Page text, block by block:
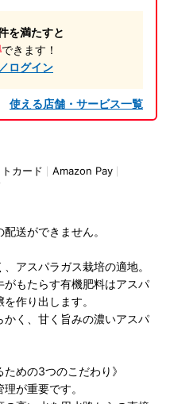
を満たすと
できます！
ログイン
使える店舗・サービス一覧
カード
Amazon Pay
送ができません。
アスパラガス栽培の適地。
もたらす有機肥料はアスパ
作り出します。
く、甘く旨みの濃いアスパ
めの3つのこだわり》
が重要です。